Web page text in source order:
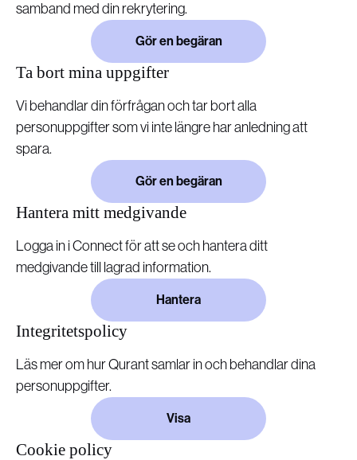
samband med din rekrytering.
Gör en begäran
Ta bort mina uppgifter
Vi behandlar din förfrågan och tar bort alla
personuppgifter som vi inte längre har anledning att
spara.
Gör en begäran
Hantera mitt medgivande
Logga in i Connect för att se och hantera ditt
medgivande till lagrad information.
Hantera
Integritetspolicy
Läs mer om hur Qurant samlar in och behandlar dina
personuppgifter.
Visa
Cookie policy